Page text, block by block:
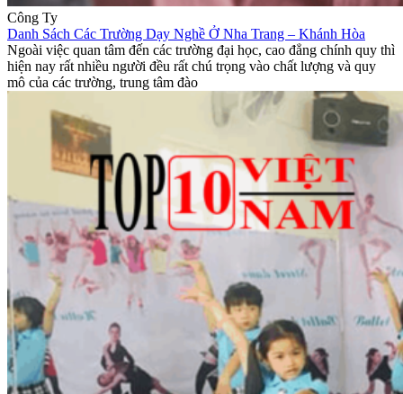
Công Ty
Danh Sách Các Trường Dạy Nghề Ở Nha Trang – Khánh Hòa
Ngoài việc quan tâm đến các trường đại học, cao đẳng chính quy thì
hiện nay rất nhiều người đều rất chú trọng vào chất lượng và quy
mô của các trường, trung tâm đào